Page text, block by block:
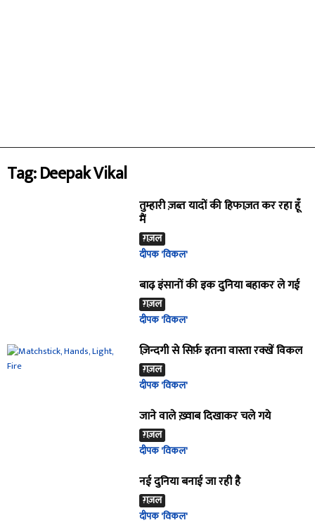
Tag: Deepak Vikal
तुम्हारी ज़ब्त यादों की हिफाज़त कर रहा हूँ
मैं
ग़ज़ल
दीपक 'विकल'
बाढ़ इंसानों की इक दुनिया बहाकर ले गई
ग़ज़ल
दीपक 'विकल'
ज़िन्दगी से सिर्फ़ इतना वास्ता रक्खें विकल
ग़ज़ल
दीपक 'विकल'
जाने वाले ख़्वाब दिखाकर चले गये
ग़ज़ल
दीपक 'विकल'
नई दुनिया बनाई जा रही है
ग़ज़ल
दीपक 'विकल'